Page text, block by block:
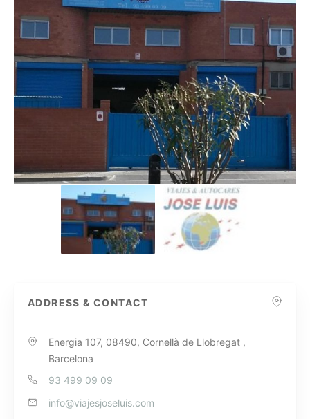
ADDRESS & CONTACT
Energia 107, 08490, Cornellà de Llobregat ,
Barcelona
93 499 09 09
info@viajesjoseluis.com